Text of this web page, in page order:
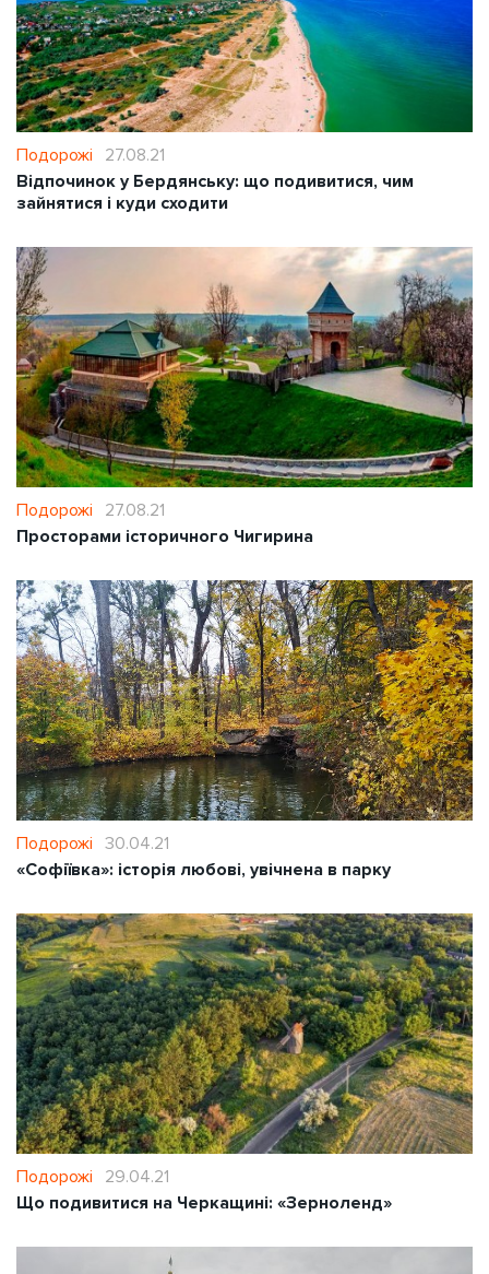
Подорожі
27.08.21
Відпочинок у Бердянську: що подивитися, чим
зайнятися і куди сходити
Подорожі
27.08.21
Просторами історичного Чигирина
Подорожі 30.04.21
«Софіївка»: історія любові, увічнена в парку
Подорожі
29.04.21
Що подивитися на Черкащині: «Зерноленд»